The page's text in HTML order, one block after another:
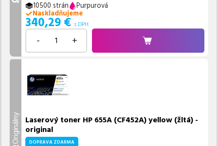
10500 strán
Purpurová
Naskladňujeme
340,29 € s DPH
- +
Originálny Laserový toner HP 655A (CF452A) yellow (žltá) -
original
DOPRAVA ZDARMA